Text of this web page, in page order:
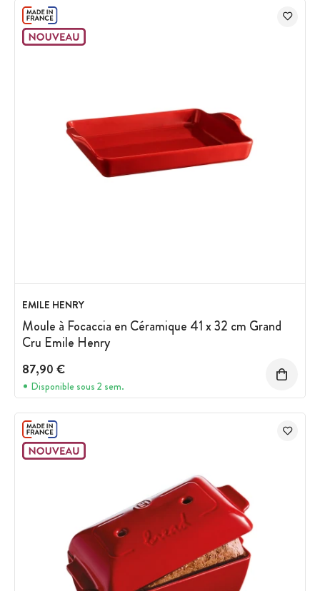
EMILE HENRY
Moule à Focaccia en Céramique 41 x 32 cm Grand
Cru Emile Henry
87,90 €
Disponible sous 2 sem.